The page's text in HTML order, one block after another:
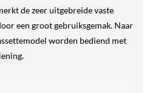
de zeer uitgebreide vaste
een groot gebruiksgemak. Naar
worden bediend met